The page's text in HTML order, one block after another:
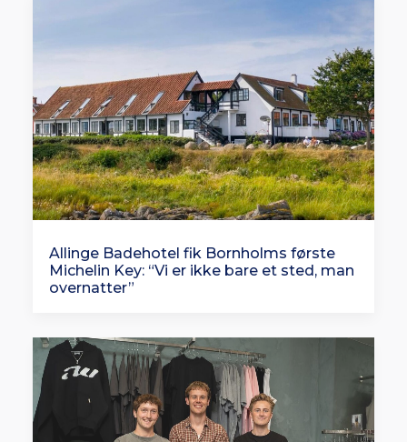
Allinge Badehotel fik Bornholms første
Michelin Key: “Vi er ikke bare et sted, man
overnatter”